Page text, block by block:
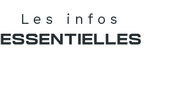
Les infos
ESSENTIELLES